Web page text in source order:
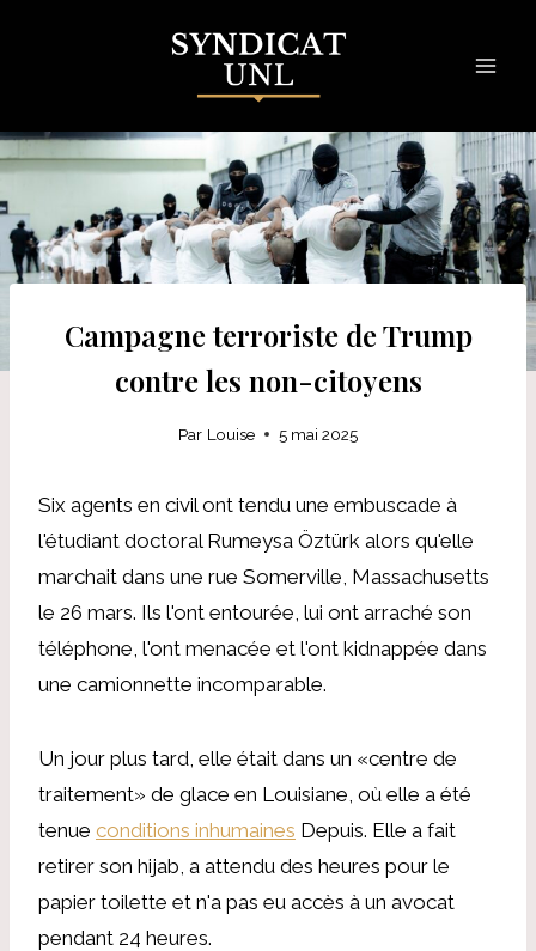
Campagne terroriste de Trump
contre les non-citoyens
Par Louise 5 mai 2025
Six agents en civil ont tendu une embuscade à
l'étudiant doctoral Rumeysa Öztürk alors qu'elle
marchait dans une rue Somerville, Massachusetts
le 26 mars. Ils l'ont entourée, lui ont arraché son
téléphone, l'ont menacée et l'ont kidnappée dans
une camionnette incomparable.
Un jour plus tard, elle était dans un «centre de
traitement» de glace en Louisiane, où elle a été
tenue conditions inhumaines Depuis. Elle a fait
retirer son hijab, a attendu des heures pour le
papier toilette et n'a pas eu accès à un avocat
pendant 24 heures.